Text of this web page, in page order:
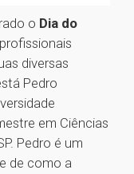
o Dia do
diversas
Pedro
em Ciências
Pedro é um
de como a